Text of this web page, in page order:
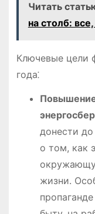
Читать
на столб:
Ключевые цели
года⁚
донести
о том, как
жизни.